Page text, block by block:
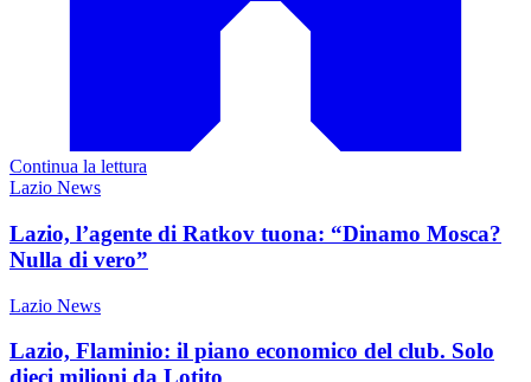
Continua la lettura
Lazio News
Lazio, l’agente di Ratkov tuona: “Dinamo Mosca?
Nulla di vero”
Lazio News
Lazio, Flaminio: il piano economico del club. Solo
dieci milioni da Lotito